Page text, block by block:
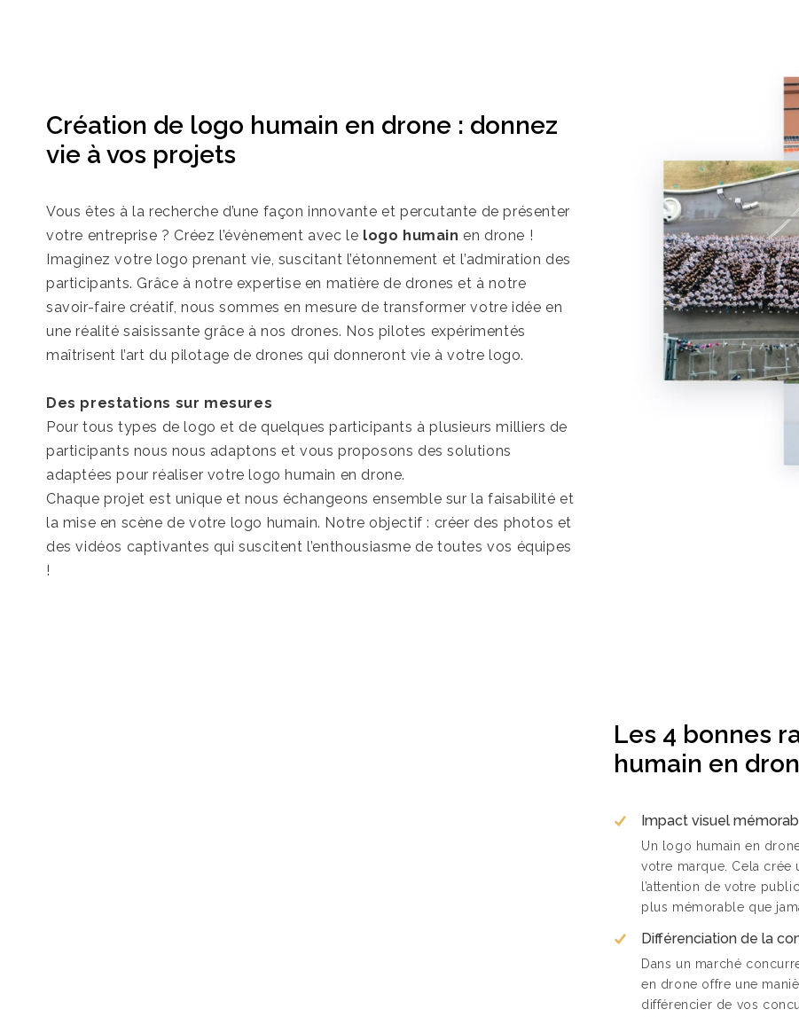
Création de logo humain en drone : donnez
vie à vos projets
Vous êtes à la recherche d’une façon innovante et percutante de présenter
votre entreprise ? Créez l’évènement avec le logo humain en drone !
Imaginez votre logo prenant vie, suscitant l’étonnement et l’admiration des
participants. Grâce à notre expertise en matière de drones et à notre
savoir-faire créatif, nous sommes en mesure de transformer votre idée en
une réalité saisissante grâce à nos drones. Nos pilotes expérimentés
maîtrisent l’art du pilotage de drones qui donneront vie à votre logo.
Des prestations sur mesures
Pour tous types de logo et de quelques participants à plusieurs milliers de
participants nous nous adaptons et vous proposons des solutions
adaptées pour réaliser votre logo humain en drone.
Chaque projet est unique et nous échangeons ensemble sur la faisabilité et
la mise en scène de votre logo humain. Notre objectif : créer des photos et
des vidéos captivantes qui suscitent l’enthousiasme de toutes vos équipes
!
Les 4 bonnes
humain en
Impact visuel
Un logo humain en
votre marque. Cela crée
l’attention de votre
plus mémorable que
Différenciation de la
Dans un marché
en drone offre une
différencier de vos